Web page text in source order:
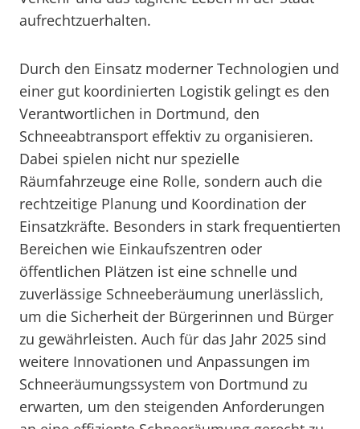
aufrechtzuerhalten.
Durch den Einsatz moderner Technologien und
einer gut koordinierten Logistik gelingt es den
Verantwortlichen in Dortmund, den
Schneeabtransport effektiv zu organisieren.
Dabei spielen nicht nur spezielle
Räumfahrzeuge eine Rolle, sondern auch die
rechtzeitige Planung und Koordination der
Einsatzkräfte. Besonders in stark frequentierten
Bereichen wie Einkaufszentren oder
öffentlichen Plätzen ist eine schnelle und
zuverlässige Schneeberäumung unerlässlich,
um die Sicherheit der Bürgerinnen und Bürger
zu gewährleisten. Auch für das Jahr 2025 sind
weitere Innovationen und Anpassungen im
Schneeräumungssystem von Dortmund zu
erwarten, um den steigenden Anforderungen